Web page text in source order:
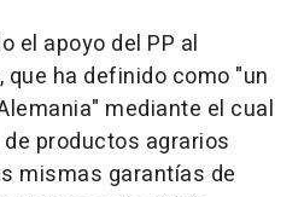
el apoyo del PP al
ha definido como "un
mediante el cual
productos agrarios
mismas garantías de